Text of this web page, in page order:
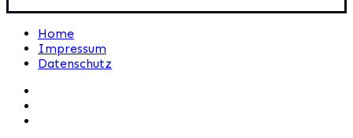
Home
Impressum
Datenschutz